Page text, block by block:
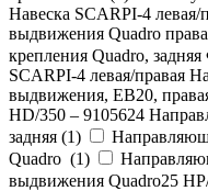
Навеска SCARPI-4
выдвижения Quadro
крепления Quadro,
SCARPI-4 левая/правая
выдвижения, ЕВ20,
HD/350 – 9105624
задняя (1)
Quadro (1)
выдвижения Quadro25